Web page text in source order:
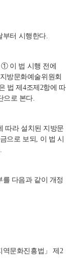
부터 시행한다.
이 법 시행 전에
방문화예술위원회
법 제4조제2항에 따
으로 본다.
따라 설치된 지방문
으로 보되, 이 법 시
다음과 같이 개정
역문화진흥법」 제2